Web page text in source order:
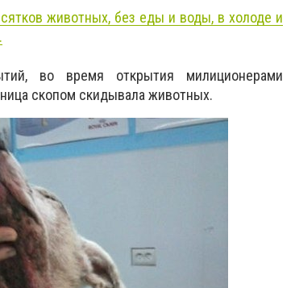
животных, без еды и воды, в холоде и
во время открытия милиционерами
скопом скидывала животных.